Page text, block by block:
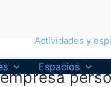
Actividades y
Espacios